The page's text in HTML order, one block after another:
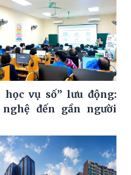
học vụ số” lưu động:
đến gần người